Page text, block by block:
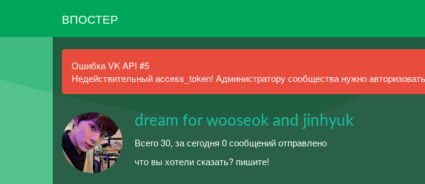
ВПОСТЕР
Ошибка VK API #5
Недействительный access_token! Администратору сообщества нужно
dream for wooseok and jinhyuk
Всего 30, за сегодня 0 сообщений отправлено
что вы хотели сказать? пишите!